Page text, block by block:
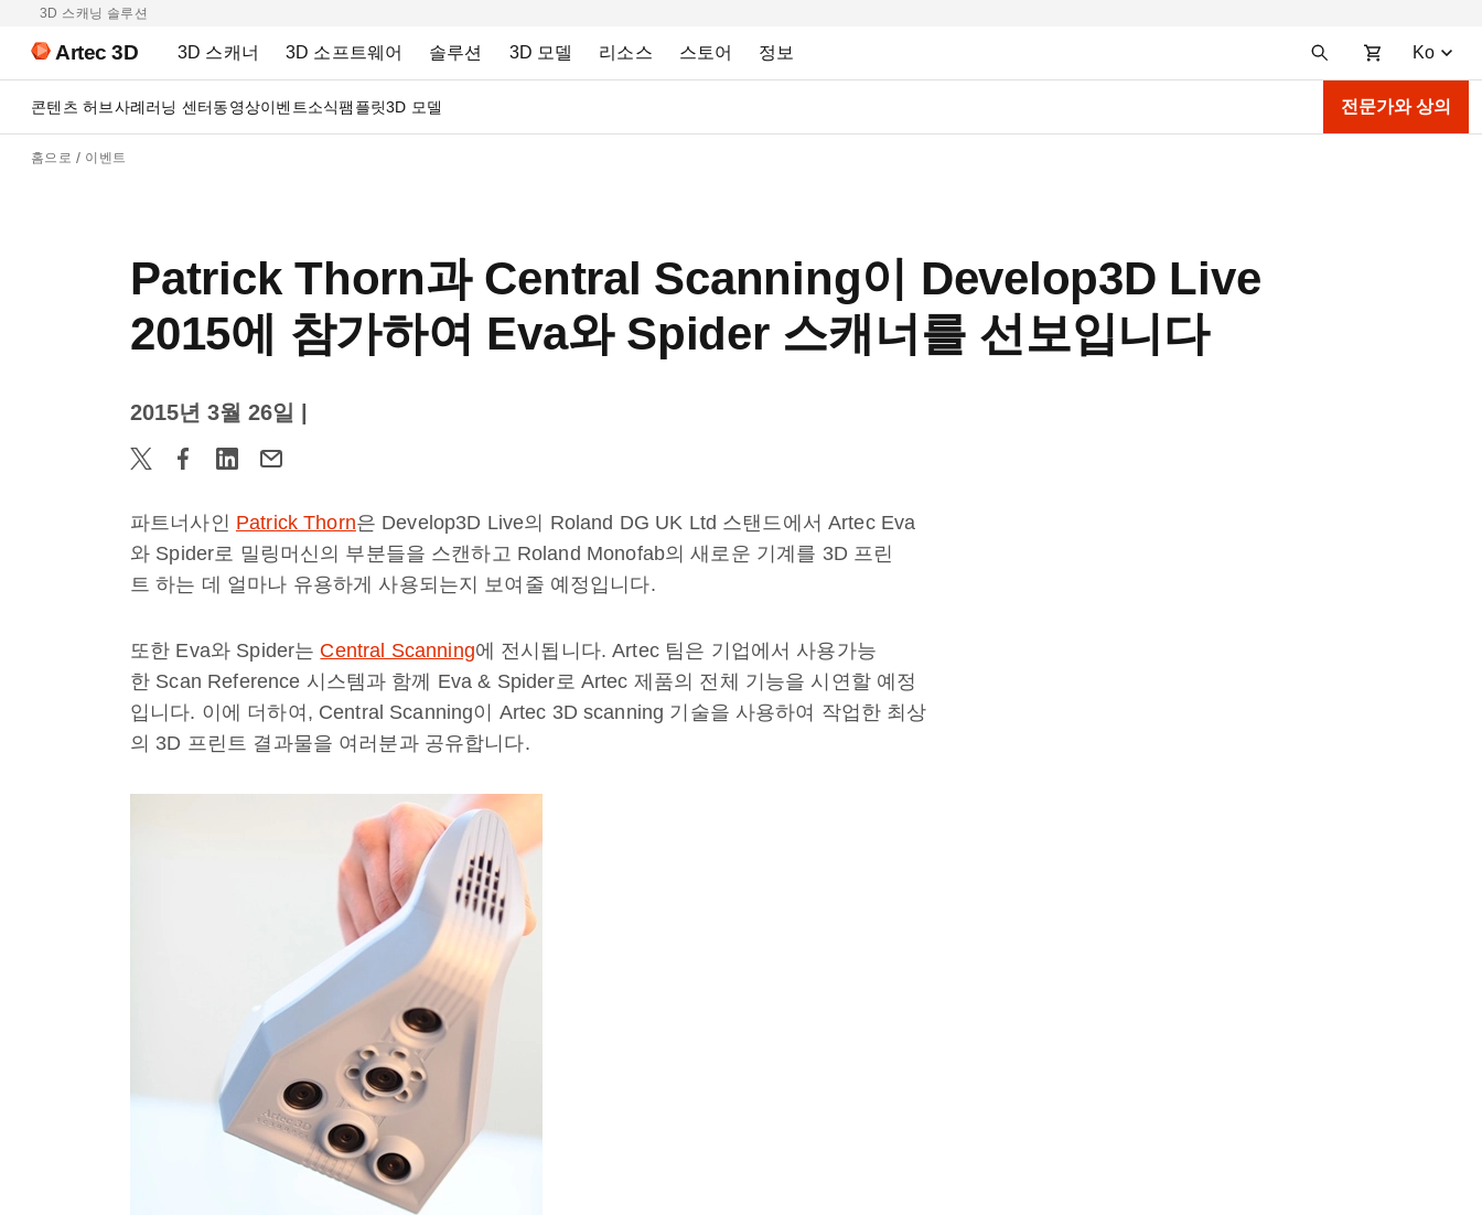
3D 스캐닝 솔루션
Artec 3D 3D 스캐너 3D 소프트웨어 솔루션 3D 모델 리소스 스토어 정보 Ko
콘텐츠 허브사례러닝 센터동영상이벤트소식팸플릿3D 모델 전문가와 상의
홈으로 이벤트
Patrick Thorn과 Central Scanning이 Develop3D Live
2015에 참가하여 Eva와 Spider 스캐너를 선보입니다
2015년 3월 26일
파트너사인 Patrick Thorn은 Develop3D Live의 Roland DG UK Ltd 스탠드에서 Artec Eva
와 Spider로 밀링머신의 부분들을 스캔하고 Roland Monofab의 새로운 기계를 3D 프린
트 하는 데 얼마나 유용하게 사용되는지 보여줄 예정입니다.
또한 Eva와 Spider는 Central Scanning에 전시됩니다. Artec 팀은 기업에서 사용가능
한 Scan Reference 시스템과 함께 Eva & Spider로 Artec 제품의 전체 기능을 시연할 예정
입니다. 이에 더하여, Central Scanning이 Artec 3D scanning 기술을 사용하여 작업한 최상
의 3D 프린트 결과물을 여러분과 공유합니다.